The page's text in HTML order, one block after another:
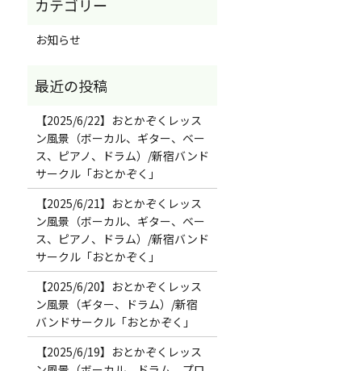
お知らせ
【2025/6/22】おとかぞくレッス
ン風景（ボーカル、ギター、ベー
ス、ピアノ、ドラム）/新宿バンド
サークル「おとかぞく」
【2025/6/21】おとかぞくレッス
ン風景（ボーカル、ギター、ベー
ス、ピアノ、ドラム）/新宿バンド
サークル「おとかぞく」
【2025/6/20】おとかぞくレッス
ン風景（ギター、ドラム）/新宿
バンドサークル「おとかぞく」
【2025/6/19】おとかぞくレッス